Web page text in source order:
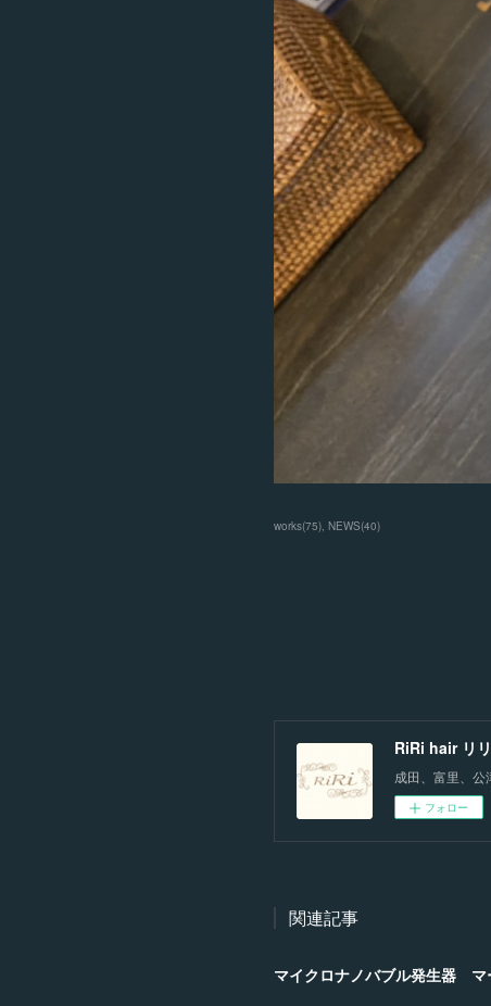
works(75) NEWS(40)
RiRi hair リ
成田、富里、
フォロー
関連記事
マイクロナノバブル発生器 マ